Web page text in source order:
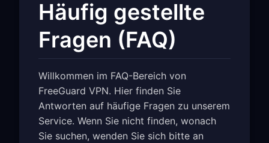
Häufig gestellte
Fragen (FAQ)
Willkommen im FAQ-Bereich von
FreeGuard VPN. Hier finden Sie
Antworten auf häufige Fragen zu unserem
Service. Wenn Sie nicht finden, wonach
Sie suchen, wenden Sie sich bitte an